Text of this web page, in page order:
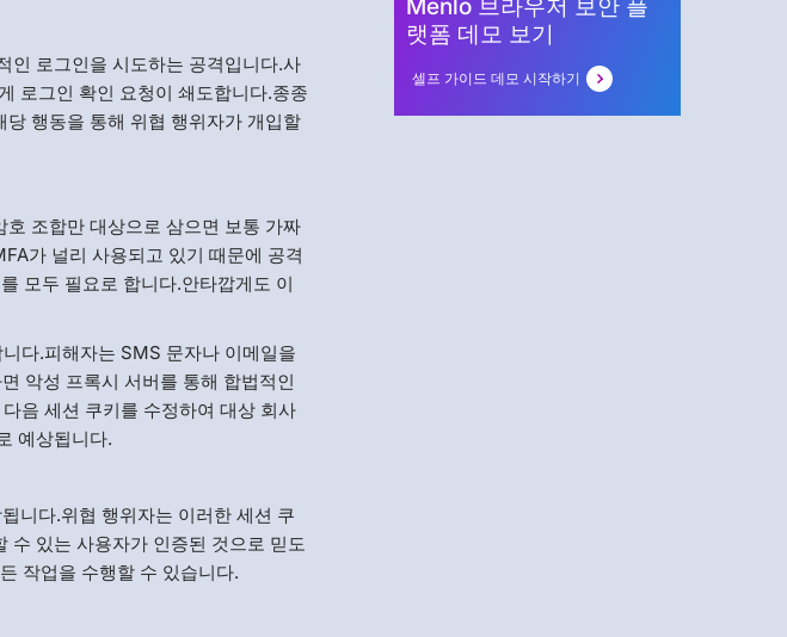
인 로그인을 시도하는 공격입니다.사
로그인 확인 요청이 쇄도합니다.종종
행동을 통해 위협 행위자가 개입할
조합만 대상으로 삼으면 보통 가짜
가 널리 사용되고 있기 때문에 공격
모두 필요로 합니다.안타깝게도 이
다.피해자는 SMS 문자나 이메일을
악성 프록시 서버를 통해 합법적인
음 세션 쿠키를 수정하여 대상 회사
예상됩니다.
니다.위협 행위자는 이러한 세션 쿠
수 있는 사용자가 인증된 것으로 믿도
작업을 수행할 수 있습니다.
랫폼 데모 보기
셀프 가이드 데모 시작하기